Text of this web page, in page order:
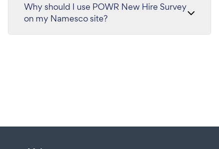
Why should I use POWR New Hire Survey
on my Namesco site?